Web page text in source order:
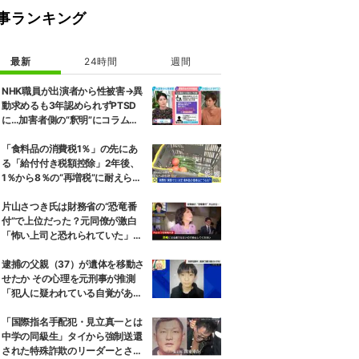
ランキング
最新 24時間 週間
NHK職員が出演者から性被害→異
動求めるも3年認められずPTSD
に…加害者側の“釈明”にコラムニ
織体制の問題点も指摘
「食料品の消費税1％」の先にあ
る「給付付き税額控除」2年後、
1％から8％の“再増税”に耐えられ
形で中低所得層をカバーする」
片山さつき氏は財務省の“恐竜番
付”で上位だった？元同僚が激白
「怖い上司と恐れられていた」
逮捕の父親（37）が遺体を移動さ
せたか その心理を元刑事が推測
「犯人に疑われている自覚があっ
「国際指名手配犯・見立真一とは
中学の同級生」タイから強制送還
された特殊詐欺のリーダーとされ